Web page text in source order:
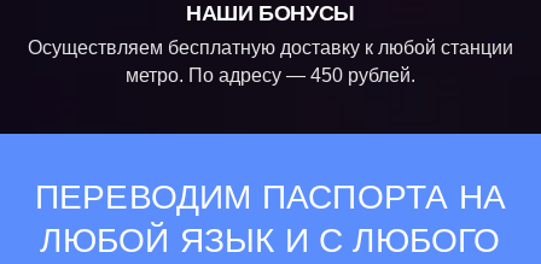
НАШИ БОНУСЫ
Осуществляем бесплатную доставку к любой станции
метро. По адресу — 450 рублей.
ПЕРЕВОДИМ ПАСПОРТА НА
ЛЮБОЙ ЯЗЫК И С ЛЮБОГО